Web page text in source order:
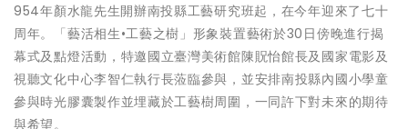
954年顏水龍先生開辦南投縣工藝研究班起，在今年迎來了七十
周年。「藝活相生•工藝之樹」形象裝置藝術於30日傍晚進行揭
幕式及點燈活動，特邀國立臺灣美術館陳貺怡館長及國家電影及
視聽文化中心李智仁執行長蒞臨參與，並安排南投縣內國小學童
參與時光膠囊製作並埋藏於工藝樹周圍，一同許下對未來的期待
與希望。